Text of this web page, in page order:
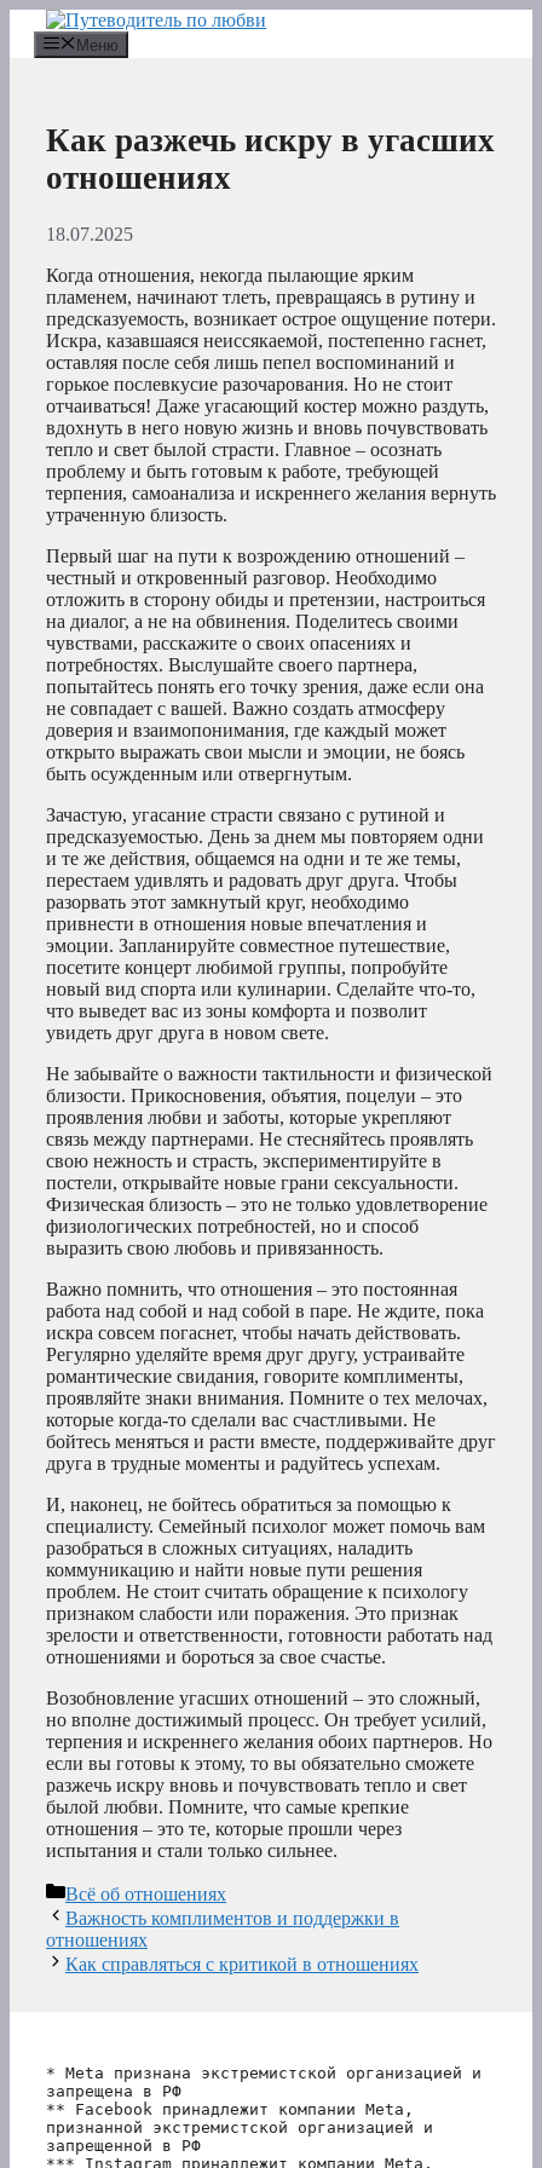
Перейти
содержимому
Меню
Как разжечь искру в угасших
отношениях
18.07.2025
Когда отношения, некогда пылающие ярким
пламенем, начинают тлеть, превращаясь в рутину и
предсказуемость, возникает острое ощущение потери.
Искра, казавшаяся неиссякаемой, постепенно гаснет,
оставляя после себя лишь пепел воспоминаний и
горькое послевкусие разочарования. Но не стоит
отчаиваться! Даже угасающий костер можно раздуть,
вдохнуть в него новую жизнь и вновь почувствовать
тепло и свет былой страсти. Главное – осознать
проблему и быть готовым к работе, требующей
терпения, самоанализа и искреннего желания вернуть
утраченную близость.
Первый шаг на пути к возрождению отношений –
честный и откровенный разговор. Необходимо
отложить в сторону обиды и претензии, настроиться
на диалог, а не на обвинения. Поделитесь своими
чувствами, расскажите о своих опасениях и
потребностях. Выслушайте своего партнера,
попытайтесь понять его точку зрения, даже если она
не совпадает с вашей. Важно создать атмосферу
доверия и взаимопонимания, где каждый может
открыто выражать свои мысли и эмоции, не боясь
быть осужденным или отвергнутым.
Зачастую, угасание страсти связано с рутиной и
предсказуемостью. День за днем мы повторяем одни
и те же действия, общаемся на одни и те же темы,
перестаем удивлять и радовать друг друга. Чтобы
разорвать этот замкнутый круг, необходимо
привнести в отношения новые впечатления и
эмоции. Запланируйте совместное путешествие,
посетите концерт любимой группы, попробуйте
новый вид спорта или кулинарии. Сделайте что-то,
что выведет вас из зоны комфорта и позволит
увидеть друг друга в новом свете.
Не забывайте о важности тактильности и физической
близости. Прикосновения, объятия, поцелуи – это
проявления любви и заботы, которые укрепляют
связь между партнерами. Не стесняйтесь проявлять
свою нежность и страсть, экспериментируйте в
постели, открывайте новые грани сексуальности.
Физическая близость – это не только удовлетворение
физиологических потребностей, но и способ
выразить свою любовь и привязанность.
Важно помнить, что отношения – это постоянная
работа над собой и над собой в паре. Не ждите, пока
искра совсем погаснет, чтобы начать действовать.
Регулярно уделяйте время друг другу, устраивайте
романтические свидания, говорите комплименты,
проявляйте знаки внимания. Помните о тех мелочах,
которые когда-то сделали вас счастливыми. Не
бойтесь меняться и расти вместе, поддерживайте друг
друга в трудные моменты и радуйтесь успехам.
И, наконец, не бойтесь обратиться за помощью к
специалисту. Семейный психолог может помочь вам
разобраться в сложных ситуациях, наладить
коммуникацию и найти новые пути решения
проблем. Не стоит считать обращение к психологу
признаком слабости или поражения. Это признак
зрелости и ответственности, готовности работать над
отношениями и бороться за свое счастье.
Возобновление угасших отношений – это сложный,
но вполне достижимый процесс. Он требует усилий,
терпения и искреннего желания обоих партнеров. Но
если вы готовы к этому, то вы обязательно сможете
разжечь искру вновь и почувствовать тепло и свет
былой любви. Помните, что самые крепкие
отношения – это те, которые прошли через
испытания и стали только сильнее.
Рубрики
Всё об отношениях
Важность комплиментов и поддержки в
отношениях
Как справляться с критикой в отношениях
* Meta признана экстремистской организацией и
запрещена в РФ
** Facebook принадлежит компании Meta,
признанной экстремистской организацией и
запрещенной в РФ
*** Instagram принадлежит компании Meta,